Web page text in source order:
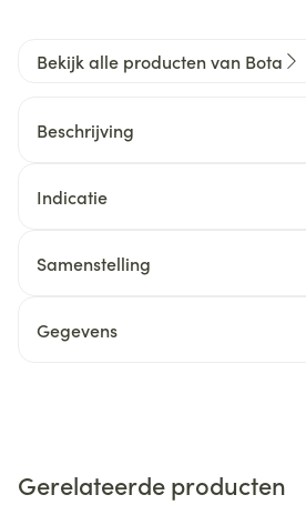
Bekijk alle producten van Bota
Beschrijving
Indicatie
Samenstelling
Gegevens
Gerelateerde producten